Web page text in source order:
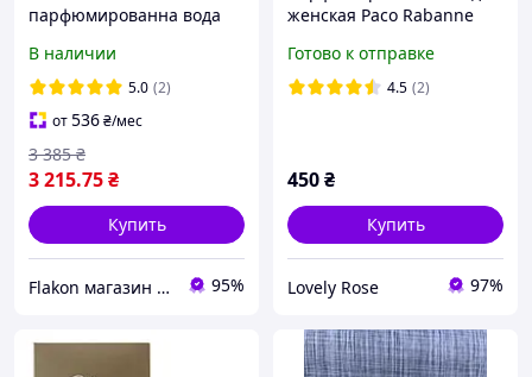
парфюмированна вода
мл
В наличии
5.0 (2)
от536₴/мес
3 215.75₴
3 385 ₴
Купить
Flakon магазин оригинальной парфюмерии 95%
женская Paco Rabanne
ml
Готово к отправке
4.5 (2)
450₴
Купить
Lovely Rose 97%